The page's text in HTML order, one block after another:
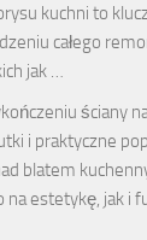
kuchni to
całego
jak …
ściany
i praktyczne
blatem
na estetykę, jak i